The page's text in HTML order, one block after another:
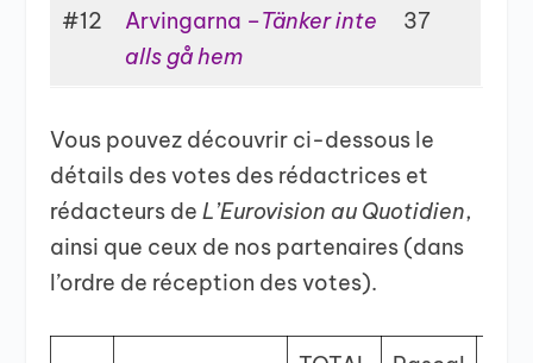
#12 Arvingarna –Tänker inte
alls gå hem
37
Vous pouvez découvrir ci-dessous le
détails des votes des rédactrices et
rédacteurs deL’Eurovision au Quotidien,
ainsi que ceux de nos partenaires (dans
l’ordre de réception des votes).